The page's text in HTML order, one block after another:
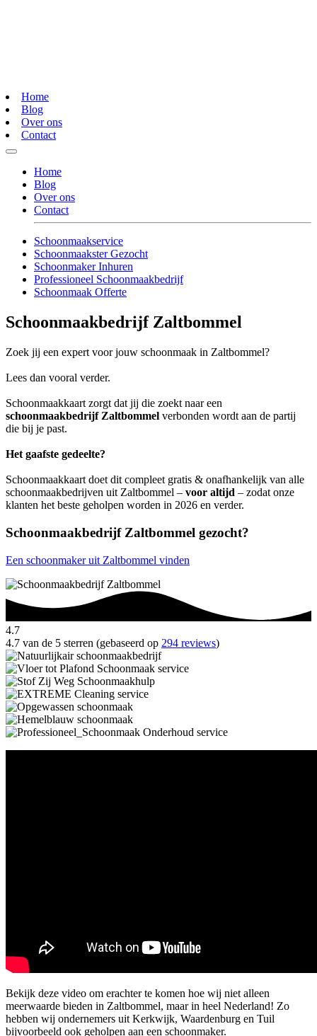
Home
Blog
Over ons
Contact
Home
Blog
Over ons
Contact
Schoonmaakservice
Schoonmaakster Gezocht
Schoonmaker Inhuren
Professioneel Schoonmaakbedrijf
Schoonmaak Offerte
Schoonmaakbedrijf Zaltbommel
Zoek jij een expert voor jouw schoonmaak in Zaltbommel?
Lees dan vooral verder.
Schoonmaakkaart zorgt dat jij die zoekt naar een
schoonmaakbedrijf Zaltbommel verbonden wordt aan de partij
die bij je past.
Het gaafste gedeelte?
Schoonmaakkaart doet dit compleet gratis & onafhankelijk van alle
schoonmaakbedrijven uit Zaltbommel – voor altijd – zodat onze
klanten het beste geholpen worden in 2026 en verder.
Schoonmaakbedrijf Zaltbommel gezocht?
Een schoonmaker uit Zaltbommel vinden
4.7
4.7 van de 5 sterren (gebaseerd op 294 reviews)
Bekijk deze video om erachter te komen hoe wij niet alleen
meerwaarde bieden in Zaltbommel, maar in heel Nederland! Zo
hebben wij ondernemers uit Kerkwijk, Waardenburg en Tuil
bijvoorbeeld ook geholpen aan een schoonmaker.